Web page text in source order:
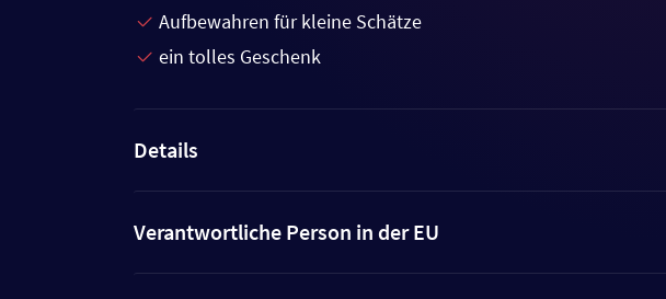
Aufbewahren für kleine Schätze
ein tolles Geschenk
Details
Verantwortliche Person in der EU